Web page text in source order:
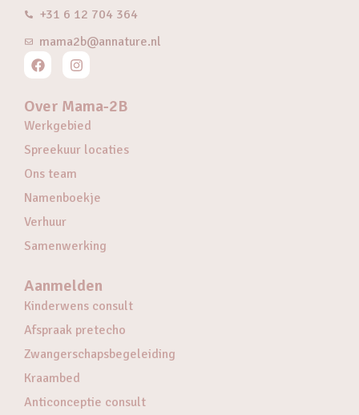
+31 6 12 704 364
mama2b@annature.nl
Over Mama-2B
Werkgebied
Spreekuur locaties
Ons team
Namenboekje
Verhuur
Samenwerking
Aanmelden
Kinderwens consult
Afspraak pretecho
Zwangerschapsbegeleiding
Kraambed
Anticonceptie consult